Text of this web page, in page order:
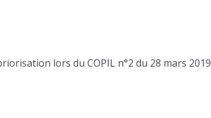
lors du COPIL n°2 du 28 mars 2019